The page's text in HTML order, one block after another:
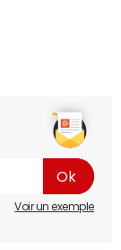
Voir un exemple